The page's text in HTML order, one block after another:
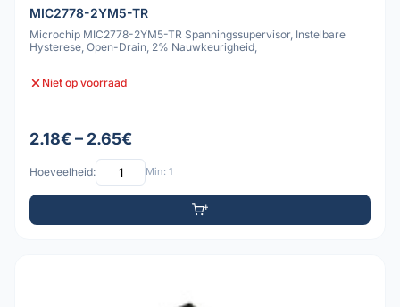
MIC2778-2YM5-TR
Microchip MIC2778-2YM5-TR Spanningssupervisor, Instelbare
Hysterese, Open-Drain, 2% Nauwkeurigheid,
Niet op voorraad
2.18€ – 2.65€
Hoeveelheid: Min: 1